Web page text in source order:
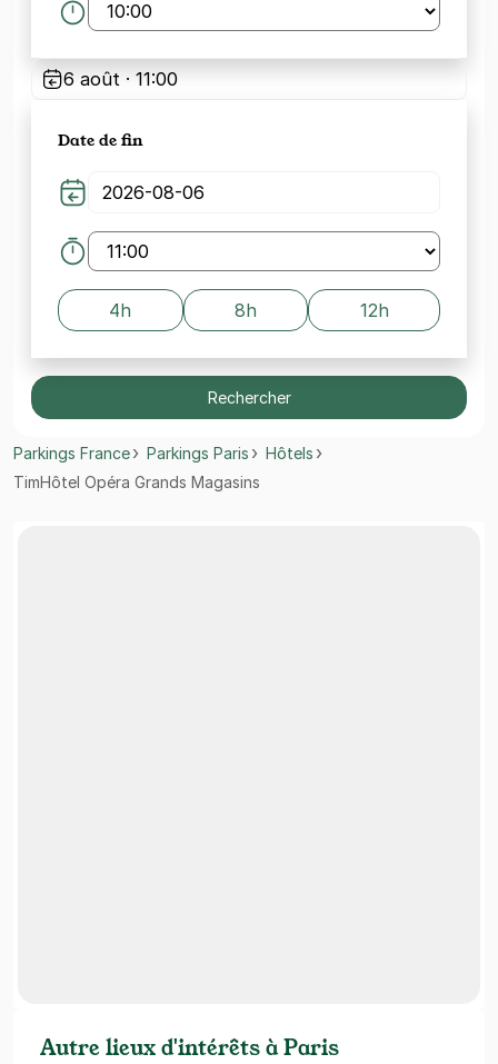
6 août · 11:00
Date de fin
4h 8h 12h
Rechercher
Parkings France Parkings Paris
Hôtels
TimHôtel Opéra Grands Magasins
Autre lieux d'intérêts à Paris